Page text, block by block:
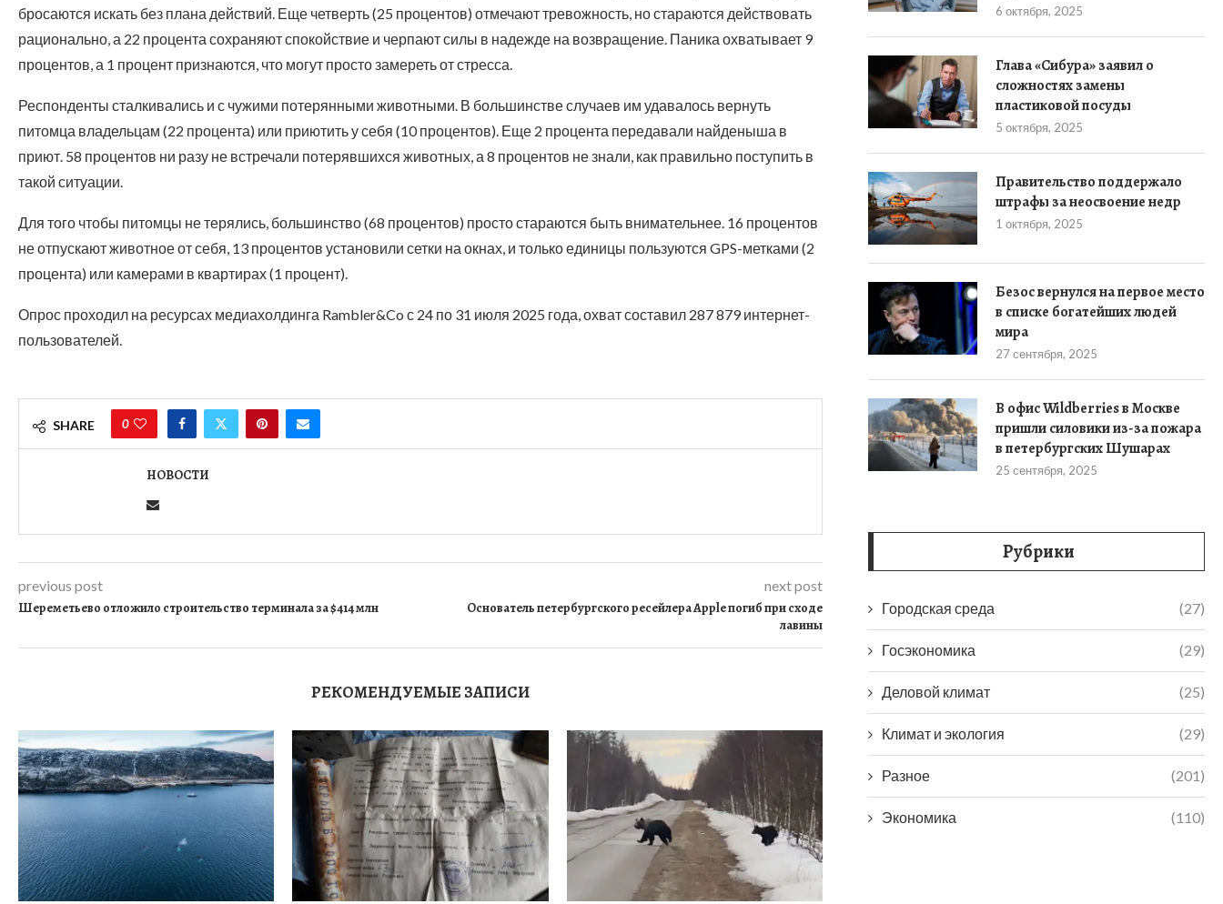
бросаются искать без плана действий. Еще четверть (25 процентов) отмечают тревожность, но стараются действовать
рационально, а 22 процента сохраняют спокойствие и черпают силы в надежде на возвращение. Паника охватывает 9
процентов, а 1 процент признаются, что могут просто замереть от стресса.
Респонденты сталкивались и с чужими потерянными животными. В большинстве случаев им удавалось вернуть
питомца владельцам (22 процента) или приютить у себя (10 процентов). Еще 2 процента передавали найденыша в
приют. 58 процентов ни разу не встречали потерявшихся животных, а 8 процентов не знали, как правильно поступить в
такой ситуации.
Для того чтобы питомцы не терялись, большинство (68 процентов) просто стараются быть внимательнее. 16 процентов
не отпускают животное от себя, 13 процентов установили сетки на окнах, и только единицы пользуются GPS-метками (2
процента) или камерами в квартирах (1 процент).
Опрос проходил на ресурсах медиахолдинга Rambler&Co с 24 по 31 июля 2025 года, охват составил 287 879 интернет-
пользователей.
SHARE 0
НОВОСТИ
previous post
Шереметьево отложило строительство терминала за $414 млн
next post
Основатель петербургского ресейлера Apple погиб при сходе
лавины
РЕКОМЕНДУЕМЫЕ ЗАПИСИ
ПУТИН ЗАДАЛ ВОПРОС О РОСТЕ
РОССИЙСКОЙ ЭКОНОМИКИ
7 сентября, 2025
6 октября, 2025
Глава «Сибура» заявил о
сложностях замены
пластиковой посуды
5 октября, 2025
Правительство поддержало
штрафы за неосвоение недр
1 октября, 2025
Безос вернулся на первое место
в списке богатейших людей
мира
27 сентября, 2025
В офис Wildberries в Москве
пришли силовики из-за пожара
в петербургских Шушарах
25 сентября, 2025
Рубрики
Городская среда (27)
Госэкономика (29)
Деловой климат (25)
Климат и экология (29)
Разное (201)
Экономика (110)